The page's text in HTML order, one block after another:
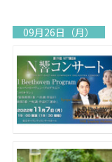
09月26日（月）